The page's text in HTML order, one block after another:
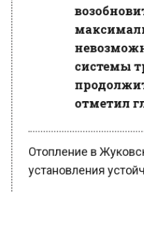
системы
отметил
Отопление в
установления